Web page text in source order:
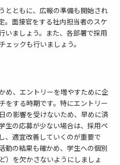
とともに、広報の準備も開始され
。面接官をする社内担当者のスケ
いましょう。また、各部署で採用
ェックも行いましょう。
め、エントリーを増やすために企
をする時期です。特にエントリー
の影響を受けないため、早めに済
生の応募が少ない場合は、採用ペ
、適宜改善していくのが重要で
動の結果も確かめ、学生への個別
）を欠かさないようにしましょ